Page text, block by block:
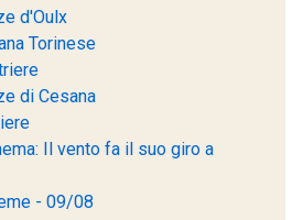
d'Oulx
Torinese
di Cesana
Il vento fa il suo giro a
- 09/08